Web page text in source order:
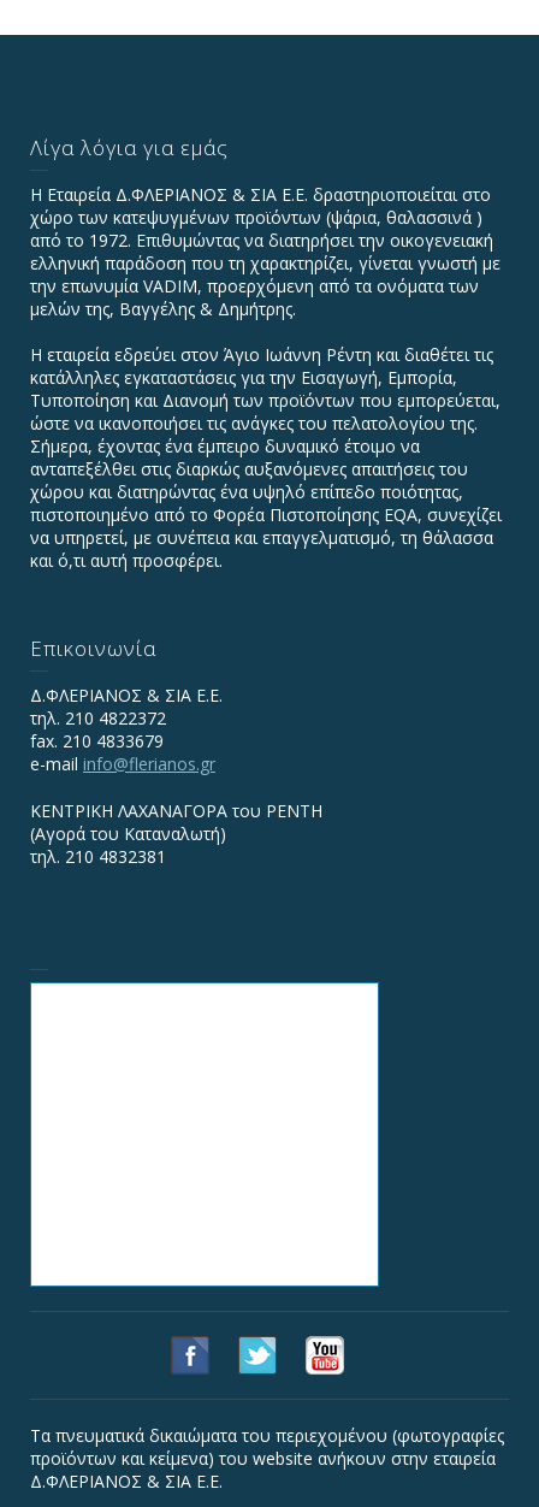
Λίγα λόγια για εμάς
Η Εταιρεία Δ.ΦΛΕΡΙΑΝΟΣ & ΣΙΑ Ε.Ε. δραστηριοποιείται στο
χώρο των κατεψυγμένων προϊόντων (ψάρια, θαλασσινά )
από το 1972. Επιθυμώντας να διατηρήσει την οικογενειακή
ελληνική παράδοση που τη χαρακτηρίζει, γίνεται γνωστή με
την επωνυμία VADIΜ, προερχόμενη από τα ονόματα των
μελών της, Βαγγέλης & Δημήτρης.
Η εταιρεία εδρεύει στον Άγιο Ιωάννη Ρέντη και διαθέτει τις
κατάλληλες εγκαταστάσεις για την Εισαγωγή, Εμπορία,
Τυποποίηση και Διανομή των προϊόντων που εμπορεύεται,
ώστε να ικανοποιήσει τις ανάγκες του πελατολογίου της.
Σήμερα, έχοντας ένα έμπειρο δυναμικό έτοιμο να
ανταπεξέλθει στις διαρκώς αυξανόμενες απαιτήσεις του
χώρου και διατηρώντας ένα υψηλό επίπεδο ποιότητας,
πιστοποιημένο από το Φορέα Πιστοποίησης EQA, συνεχίζει
να υπηρετεί, με συνέπεια και επαγγελματισμό, τη θάλασσα
και ό,τι αυτή προσφέρει.
Επικοινωνία
Δ.ΦΛΕΡΙΑΝΟΣ & ΣΙΑ Ε.Ε.
τηλ. 210 4822372
fax. 210 4833679
e-mail info@flerianos.gr
ΚΕΝΤΡΙΚΗ ΛΑΧΑΝΑΓΟΡΑ του ΡΕΝΤΗ
(Αγορά του Καταναλωτή)
τηλ. 210 4832381
Τα πνευματικά δικαιώματα του περιεχομένου (φωτογραφίες
προϊόντων και κείμενα) του website ανήκουν στην εταιρεία
Δ.ΦΛΕΡΙΑΝΟΣ & ΣΙΑ Ε.Ε.